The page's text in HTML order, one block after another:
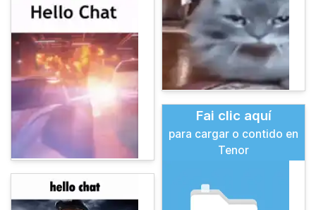
Fai clic aquí
para cargar o contido en
Tenor